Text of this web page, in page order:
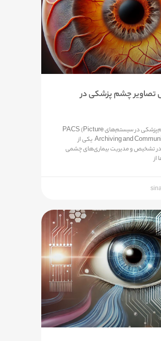
تصاویر چشم پزشکی در
نمایش تصاویر چشم‌پزشکی در سیستم‌های PACS (Picture
Archiving and Communication System) یکی از
در تشخیص و مدیریت بیماری‌های چشمی